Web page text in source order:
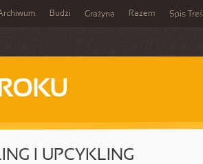
Budzi Grażyna Razem Spis
I UPCYKLING